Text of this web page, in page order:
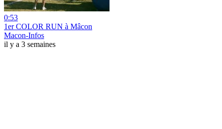
0:53
1er COLOR RUN à Mâcon
Macon-Infos
il y a 3 semaines